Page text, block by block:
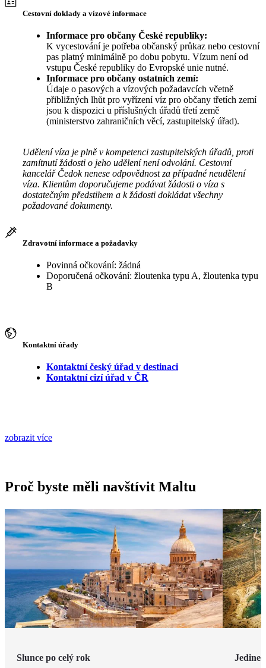
Cestovní doklady a vízové informace
Informace pro občany České republiky:
K vycestování je potřeba občanský průkaz nebo cestovní
pas platný minimálně po dobu pobytu. Vízum není od
vstupu České republiky do Evropské unie nutné.
Informace pro občany ostatních zemí:
Údaje o pasových a vízových požadavcích včetně
přibližných lhůt pro vyřízení víz pro občany třetích zemí
jsou k dispozici u příslušných úřadů třetí země
(ministerstvo zahraničních věcí, zastupitelský úřad).
Udělení víza je plně v kompetenci zastupitelských úřadů, proti
zamítnutí žádosti o jeho udělení není odvolání. Cestovní
kancelář Čedok nenese odpovědnost za případné neudělení
víza. Klientům doporučujeme podávat žádosti o víza s
dostatečným předstihem a k žádosti dokládat všechny
požadované dokumenty.
Zdravotní informace a požadavky
Povinná očkování: žádná
Doporučená očkování: žloutenka typu A, žloutenka typu
B
Kontaktní úřady
Kontaktní český úřad v destinaci
Kontaktní cizí úřad v ČR
zobrazit více
Proč byste měli navštívit Maltu
Slunce po celý rok